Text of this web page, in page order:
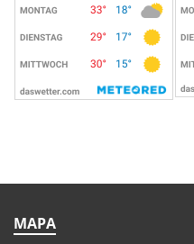
MAPA